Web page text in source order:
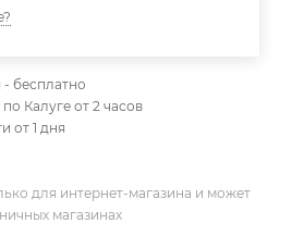
бесплатно
Калуге от 2 часов
от 1 дня
для интернет-магазина и может
магазинах